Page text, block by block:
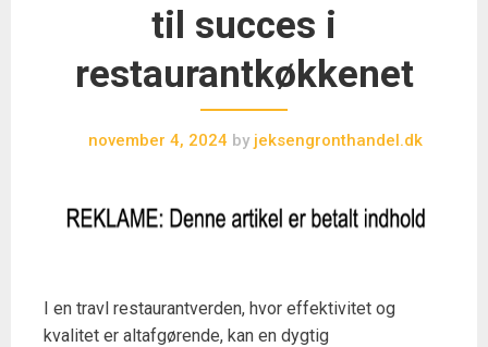
til succes i
restaurantkøkkenet
november 4, 2024 byjeksengronthandel.dk
I en travl restaurantverden, hvor effektivitet og
kvalitet er altafgørende, kan en dygtig